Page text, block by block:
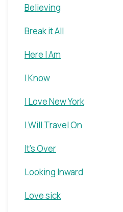
Believing
Break it All
Here I Am
I Know
I Love New York
I Will Travel On
It's Over
Looking Inward
Love sick